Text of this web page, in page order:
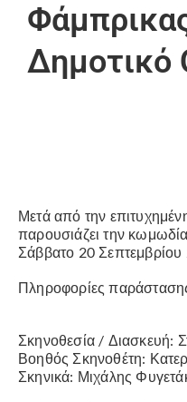
Δημοτικό
Μετά από την
παρουσιάζει την
Σάββατο 20 Σεπτεμβρίου
Πληροφορίες
Σκηνοθεσία / Διασκευή:
Βοηθός Σκηνοθέτη:
Σκηνικά: Μιχάλης